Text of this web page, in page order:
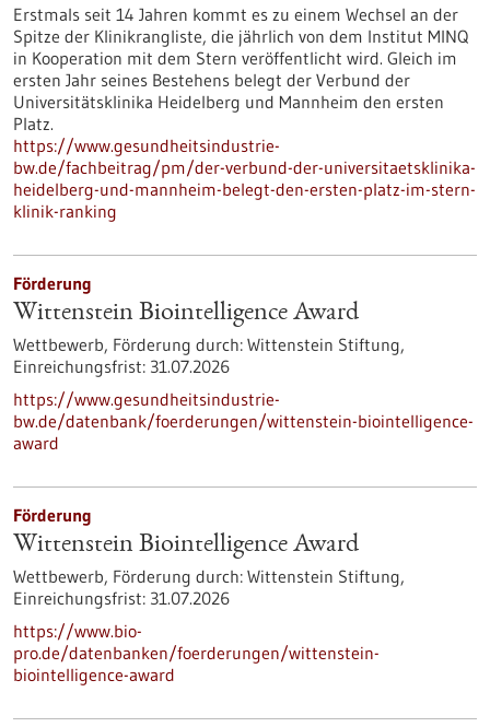
Erstmals seit 14 Jahren kommt es zu einem Wechsel an der
Spitze der Klinikrangliste, die jährlich von dem Institut MINQ
in Kooperation mit dem Stern veröffentlicht wird. Gleich im
ersten Jahr seines Bestehens belegt der Verbund der
Universitätsklinika Heidelberg und Mannheim den ersten
Platz.
https://www.gesundheitsindustrie-
bw.de/fachbeitrag/pm/der-verbund-der-universitaetsklinika-
heidelberg-und-mannheim-belegt-den-ersten-platz-im-stern-
klinik-ranking
Förderung
Wittenstein Biointelligence Award
Wettbewerb, Förderung durch: Wittenstein Stiftung,
Einreichungsfrist: 31.07.2026
https://www.gesundheitsindustrie-
bw.de/datenbank/foerderungen/wittenstein-biointelligence-
award
Förderung
Wittenstein Biointelligence Award
Wettbewerb, Förderung durch: Wittenstein Stiftung,
Einreichungsfrist: 31.07.2026
https://www.bio-
pro.de/datenbanken/foerderungen/wittenstein-
biointelligence-award